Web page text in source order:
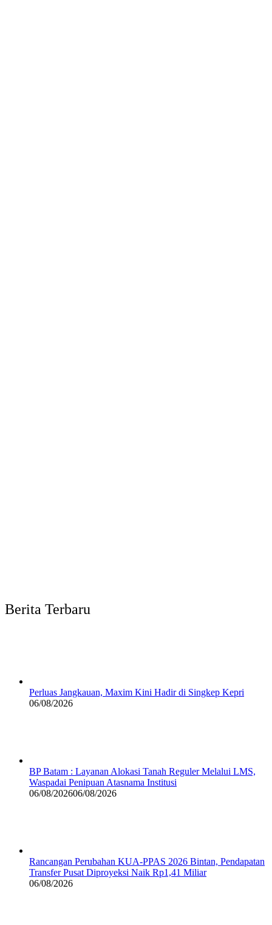
Berita Terbaru
Perluas Jangkauan, Maxim Kini Hadir di Singkep Kepri
06/08/2026
BP Batam : Layanan Alokasi Tanah Reguler Melalui LMS,
Waspadai Penipuan Atasnama Institusi
06/08/202606/08/2026
Rancangan Perubahan KUA-PPAS 2026 Bintan, Pendapatan
Transfer Pusat Diproyeksi Naik Rp1,41 Miliar
06/08/2026